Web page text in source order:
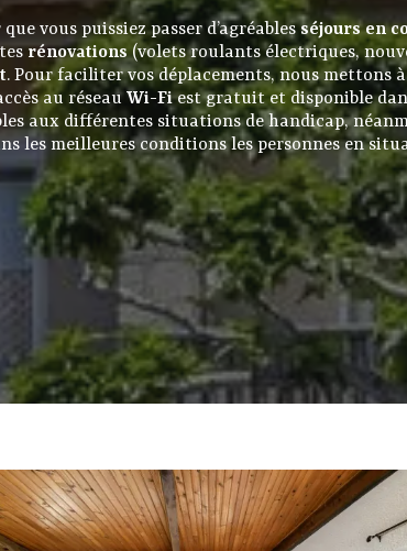
vous puissiez passer d’agréablesséjours en
rénovations (volets roulants électriques,
. Pour faciliter vos déplacements, nous mettons
au réseauWi-Fiest gratuit et disponible
aux différentes situations de handicap,
les meilleures conditions les personnes en